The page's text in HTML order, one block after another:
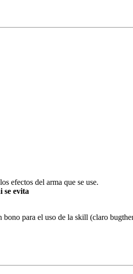
efectos del arma que se use.
se evita
para el uso de la skill (claro